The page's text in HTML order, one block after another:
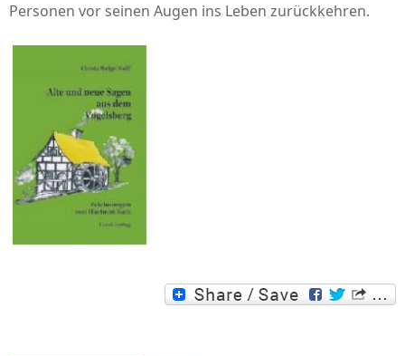
Personen vor seinen Augen ins Leben zurückkehren.